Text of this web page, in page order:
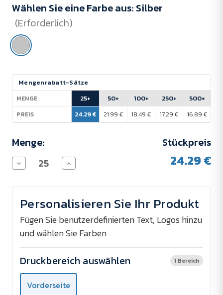
Wählen Sie eine Farbe aus: Silber
(Erforderlich)
Aktueller
Lagerbestand:
Mengenrabatt-Sätze
MENGE
PREIS
25+
24.29 €
50+
21.99 €
100+
18.49 €
250+
17.29 €
500+
16.89 €
Menge:
Menge
von
CIELO
Menge
von
CIELO
Stückpreis
24.29 €
Personalisieren Sie Ihr Produkt
Fügen Sie benutzerdefinierten Text, Logos hinzu
und wählen Sie Farben
Druckbereich auswählen 1 Bereich
Vorderseite